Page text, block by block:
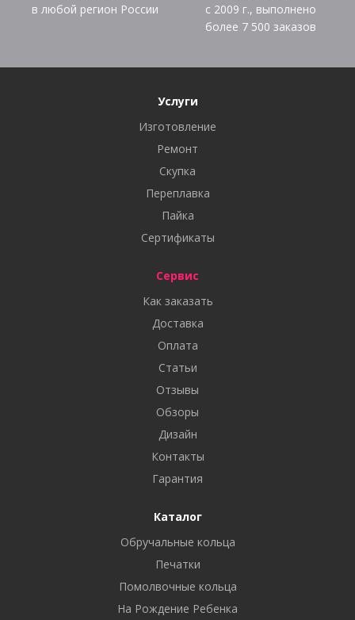
в любой регион России
с 2009 г., выполнено
более 7 500 заказов
Услуги
Изготовление
Ремонт
Скупка
Переплавка
Пайка
Сертификаты
Сервис
Как заказать
Доставка
Оплата
Статьи
Отзывы
Обзоры
Дизайн
Контакты
Гарантия
Каталог
Обручальные кольца
Печатки
Помолвочные кольца
На Рождение Ребенка